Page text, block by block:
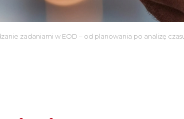
zadaniami w EOD – od planowania po analizę